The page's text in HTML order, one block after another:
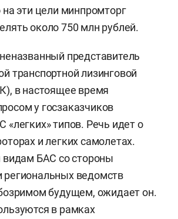
на эти цели минпромторг
около 750 млн рублей.
представитель
транспортной лизинговой
в настоящее время
у госзаказчиков
«легких» типов. Речь идет о
и легких самолетах.
видам БАС со стороны
ведомств
будущем, ожидает он.
в рамках